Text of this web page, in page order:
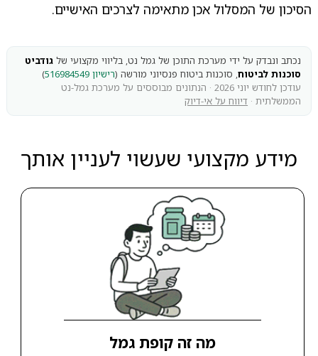
הסיכון של המסלול אכן מתאימה לצרכים האישיים.
נכתב ונבדק על ידי מערכת התוכן של גמל נט, בליווי מקצועי של גודביט
סוכנות לביטוח, סוכנות ביטוח פנסיוני מורשה (רישיון 516984549
)
עודכן לחודש יוני 2026 · הנתונים מבוססים על מערכת גמל-נט
הממשלתית · דיווח על אי-דיוק
מידע מקצועי שעשוי לעניין אותך
מה זה קופת גמל